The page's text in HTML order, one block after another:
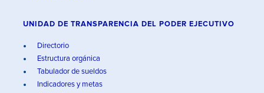
UNIDAD DE TRANSPARENCIA DEL PODER EJECUTIVO
Directorio
Estructura orgánica
Tabulador de sueldos
Indicadores y metas